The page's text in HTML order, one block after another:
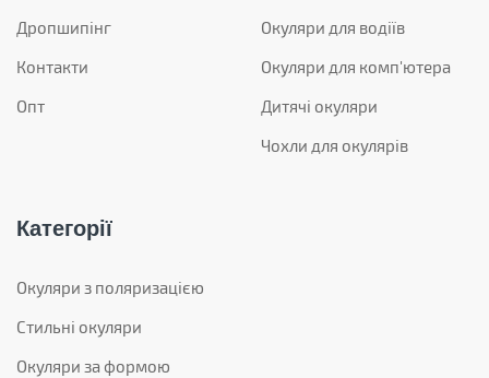
Дропшипінг
Контакти
Опт
Окуляри для водіїв
Окуляри для комп'ютера
Дитячі окуляри
Чохли для окулярів
Категорії
Окуляри з поляризацією
Стильні окуляри
Окуляри за формою